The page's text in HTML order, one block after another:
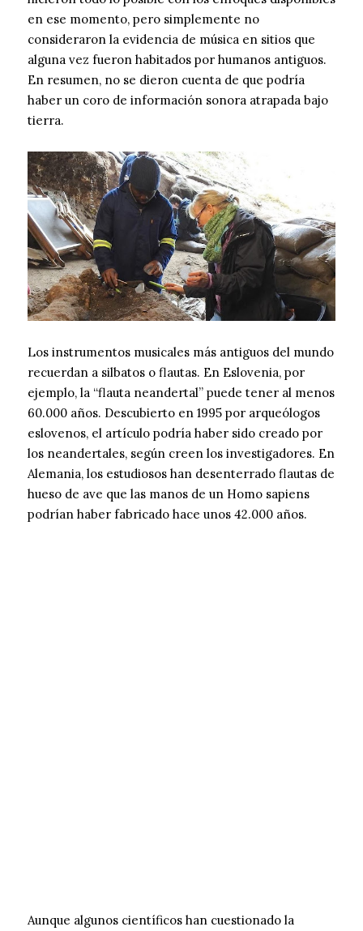
en ese momento, pero simplemente no
consideraron la evidencia de música en sitios que
alguna vez fueron habitados por humanos antiguos.
En resumen, no se dieron cuenta de que podría
haber un coro de información sonora atrapada bajo
tierra.
Los instrumentos musicales más antiguos del mundo
recuerdan a silbatos o flautas. En Eslovenia, por
ejemplo, la “flauta neandertal” puede tener al menos
60.000 años. Descubierto en 1995 por arqueólogos
eslovenos, el artículo podría haber sido creado por
los neandertales, según creen los investigadores. En
Alemania, los estudiosos han desenterrado flautas de
hueso de ave que las manos de un Homo sapiens
podrían haber fabricado hace unos 42.000 años.
Aunque algunos científicos han cuestionado la